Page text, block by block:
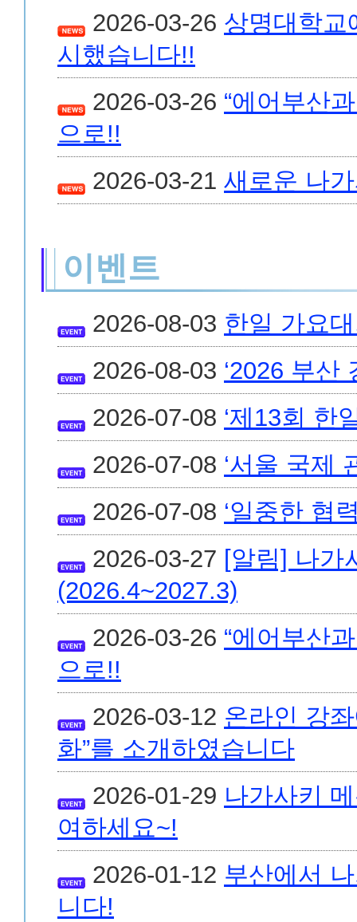
2026-03-26 상명대학교
시했습니다!!
2026-03-26 “에어부산
으로!!
2026-03-21 새로운 나
이벤트
2026-08-03 한일 가요
2026-08-03 ‘2026 부산
2026-07-08 ‘제13회 한
2026-07-08 ‘서울 국제
2026-07-08 ‘일중한 협
2026-03-27 [알림] 나가
(2026.4~2027.3)
2026-03-26 “에어부산
으로!!
2026-03-12 온라인 강
화”를 소개하였습니다
2026-01-29 나가사키
여하세요~!
2026-01-12 부산에서
니다!